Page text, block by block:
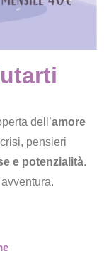
dell’amore
pensieri
e potenzialità.